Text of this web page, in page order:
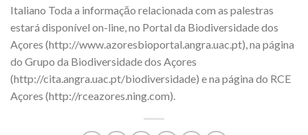
Italiano Toda a informaçăo relacionada com as palestras
estará disponível on-line, no Portal da Biodiversidade dos
Açores (http://www.azoresbioportal.angra.uac.pt), na página
do Grupo da Biodiversidade dos Açores
(http://cita.angra.uac.pt/biodiversidade) e na página do RCE
Açores (http://rceazores.ning.com).